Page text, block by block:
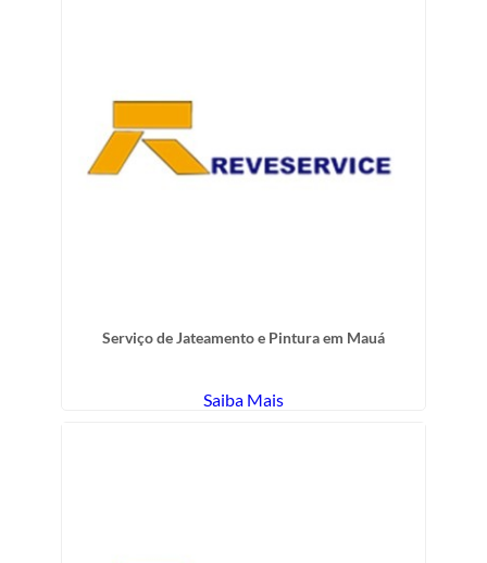
Serviço de Jateamento e Pintura em Mauá
Saiba Mais